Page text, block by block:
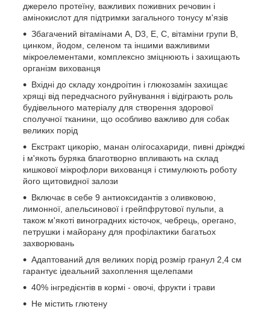
джерело протеїну, важливих поживних речовин і
амінокислот для підтримки загального тонусу м'язів
Збагачений вітамінами A, D3, E, С, вітаміни групи В,
цинком, йодом, селеном та іншими важливими
мікроелементами, комплексно зміцнюють і захищають
організм вихованця
Вхідні до складу хондроітин і глюкозамін захищає
хрящі від передчасного руйнування і відіграють роль
будівельного матеріалу для створення здорової
сполучної тканини, що особливо важливо для собак
великих порід
Екстракт цикорію, манан олігосахариди, пивні дріжджі
і м'якоть буряка благотворно впливають на склад
кишкової мікрофлори вихованця і стимулюють роботу
його щитовидної залози
Включає в себе 9 антиоксидантів з оливковою,
лимонної, апельсинової і грейпфрутової пульпи, а
також м'якоті виноградних кісточок, чебрець, орегано,
петрушки і майорану для профілактики багатьох
захворювань
Адаптований для великих порід розмір гранул 2,4 см
гарантує ідеальний захоплення щелепами
40% інгредієнтів в кормі - овочі, фрукти і трави
Не містить глютену